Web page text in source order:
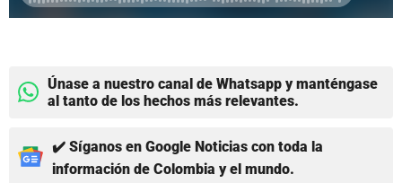
Únase a nuestro canal de Whatsapp y manténgase
al tanto de los hechos más relevantes.
✔️ Síganos en Google Noticias con toda la
información de Colombia y el mundo.